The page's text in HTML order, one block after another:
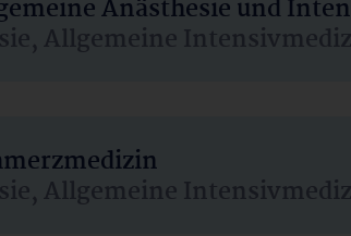
Anästhesie und
Allgemeine
Allgemeine